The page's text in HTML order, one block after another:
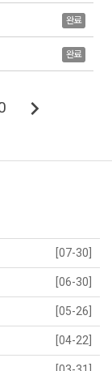
완료
완료
chevron_right
[07-30]
[06-30]
[05-26]
[04-22]